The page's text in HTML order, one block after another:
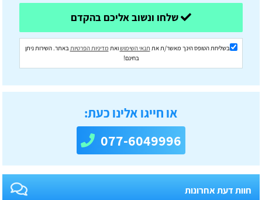
בשליחת הטופס הינך מאשר/ת את תנאי השימושואת מדיניות הפרטיותבאתר. השירות ניתן
בחינם!
או חייגו אלינו כעת:
077-6049996
חוות דעת אחרונות